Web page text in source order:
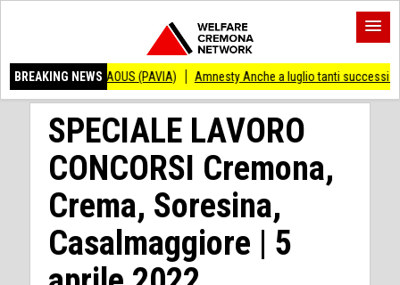
BREAKING NEWS
ANDRAOUS (PAVIA) Amnesty Anche a luglio tanti successi ed
SPECIALE LAVORO
CONCORSI Cremona,
Crema, Soresina,
Casalmaggiore | 5